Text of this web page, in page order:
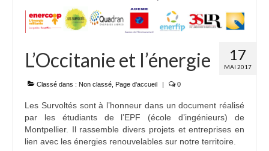
17
MAI 2017
L’Occitanie et l’énergie
Classé dans : Non classé Page d'accueil | 0
Les Survoltés sont à l’honneur dans un document réalisé
par les étudiants de l’EPF (école d’ingénieurs) de
Montpellier. Il rassemble divers projets et entreprises en
lien avec les énergies renouvelables sur notre territoire.